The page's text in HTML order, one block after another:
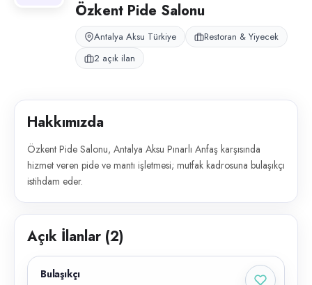
Özkent Pide Salonu
Antalya Aksu Türkiye
Restoran & Yiyecek
2 açık ilan
Hakkımızda
Özkent Pide Salonu, Antalya Aksu Pınarlı Anfaş karşısında
hizmet veren pide ve mantı işletmesi; mutfak kadrosuna bulaşıkçı
istihdam eder.
Açık İlanlar (2)
Bulaşıkçı